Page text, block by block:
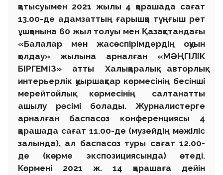
қатысуымен 2021 жылы 4 қарашада сағат
13.00-де адамзаттың ғарышқа тұңғыш рет
ұшқанына 60 жыл толуы мен Қазақстандағы
«Балалар мен жасөспірімдердің оқуын
қолдау» жылына арналған «МӘҢГІЛІК
БІРГЕМІЗ» атты Халықаралық авторлық
интерьерлік қуыршақтар көрмесінің бесінші
мерейтойлық көрмесінің салтанатты
ашылу рәсімі болады. Журналистерге
арналған баспасөз конференциясы 4
қарашада сағат 11.00-де (музейдің мәжіліс
залында), ал баспасөз туры сағат 12.00-
де (көрме экспозициясында) өтеді.
Көрмені 2021 ж. 14 қарашаға дейін